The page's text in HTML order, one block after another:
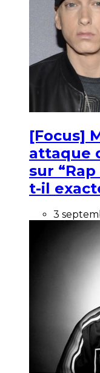
[Focus]
attaque
sur
t-il
3